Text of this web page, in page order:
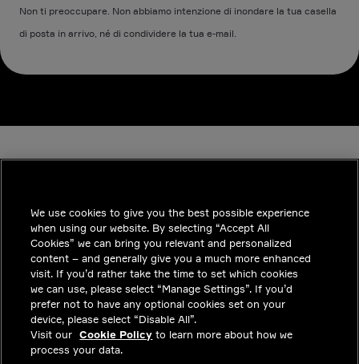
Non ti preoccupare. Non abbiamo intenzione di inondare la tua casella
di posta in arrivo, né di condividere la tua e-mail.
INDUSTRIES
APPROFONDIMENTI
SOLUZIONI
POSIZIONI LAVORATIVE
INVESTITORI
We use cookies to give you the best possible experience
when using our website. By selecting “Accept All
Cookies” we can bring you relevant and personalized
content – and generally give you a much more enhanced
visit. If you’d rather take the time to set which cookies
we can use, please select “Manage Settings”. If you’d
prefer not to have any optional cookies set on your
device, please select “Disable All”.
Visit our Cookie Policy to learn more about how we
process your data.